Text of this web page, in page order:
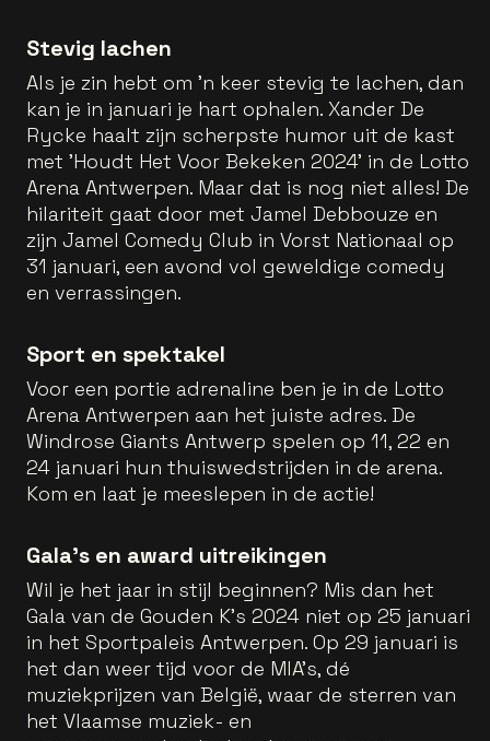
Stevig lachen
Als je zin hebt om 'n keer stevig te lachen, dan
kan je in januari je hart ophalen. Xander De
Rycke haalt zijn scherpste humor uit de kast
met 'Houdt Het Voor Bekeken 2024' in de Lotto
Arena Antwerpen. Maar dat is nog niet alles! De
hilariteit gaat door met Jamel Debbouze en
zijn Jamel Comedy Club in Vorst Nationaal op
31 januari, een avond vol geweldige comedy
en verrassingen.
Sport en spektakel
Voor een portie adrenaline ben je in de Lotto
Arena Antwerpen aan het juiste adres. De
Windrose Giants Antwerp spelen op 11, 22 en
24 januari hun thuiswedstrijden in de arena.
Kom en laat je meeslepen in de actie!
Gala’s en award uitreikingen
Wil je het jaar in stijl beginnen? Mis dan het
Gala van de Gouden K's 2024 niet op 25 januari
in het Sportpaleis Antwerpen. Op 29 januari is
het dan weer tijd voor de MIA's, dé
muziekprijzen van België, waar de sterren van
het Vlaamse muziek- en